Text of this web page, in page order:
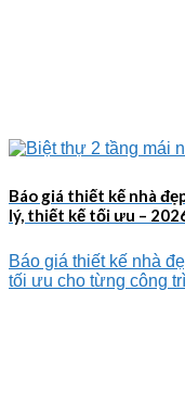
Báo giá thiết kế nhà
lý, thiết kế tối ưu –
Báo giá thiết kế nhà
tối ưu cho từng công